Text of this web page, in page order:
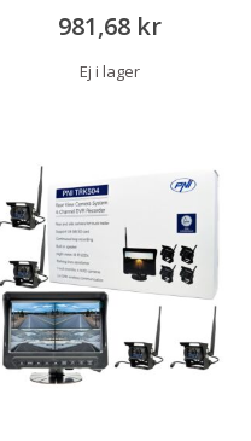
0%
981,68 kr
Ej i lager